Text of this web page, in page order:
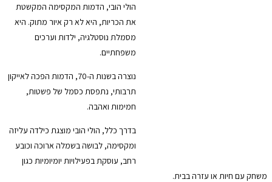
הולי הובי, הדמות המקסימה המקשטת
את הכריות, היא לא רק איור מתוק. היא
מסמלת נוסטלגיה, ילדות וערכים
משפחתיים.
נוצרה בשנות ה-70, הדמות הפכה לאייקון
תרבותי, נתפסת כסמל של פשטות,
חמימות ואהבה.
בדרך כלל, הולי הובי מוצגת כילדה עליזה
ומקסימה, לבושה בשמלה ארוכה וכובע
רחב, עוסקת בפעילויות יומיומיות כגון
משחק עם חיות או עזרה בבית.